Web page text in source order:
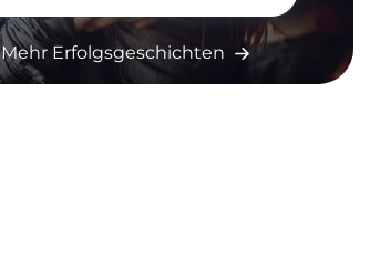
Mehr Erfolgsgeschichten